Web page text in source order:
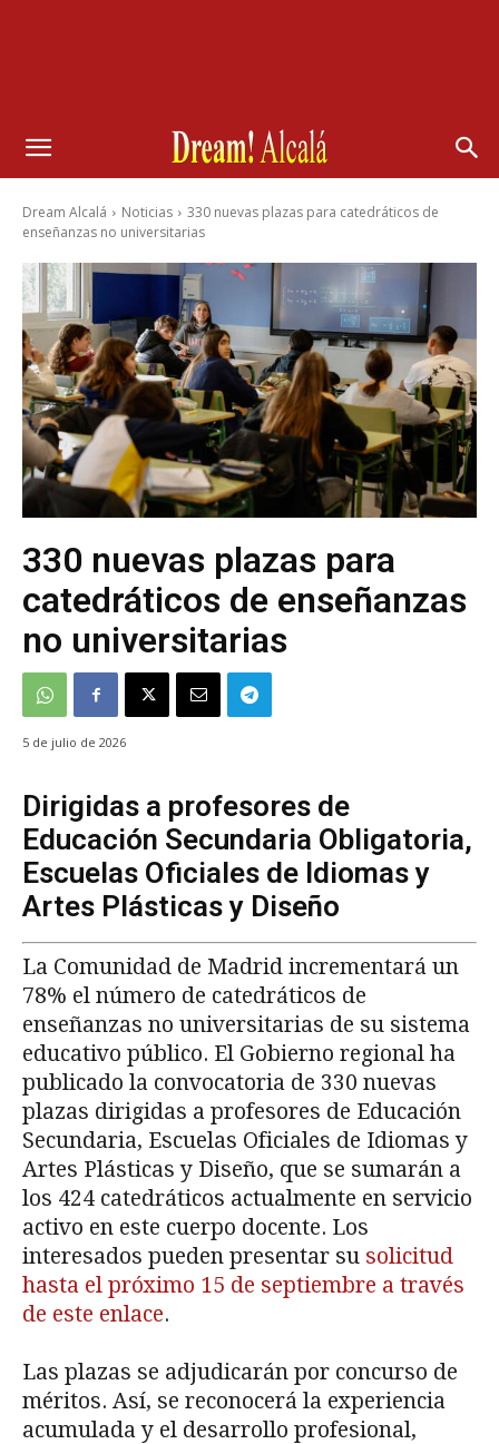
Dream Alcalá Noticias
330 nuevas plazas para catedráticos de
enseñanzas no universitarias
330 nuevas plazas para
catedráticos de enseñanzas
no universitarias
5 de julio de 2026
Dirigidas a profesores de
Educación Secundaria Obligatoria,
Escuelas Oficiales de Idiomas y
Artes Plásticas y Diseño
La Comunidad de Madrid incrementará un
78% el número de catedráticos de
enseñanzas no universitarias de su sistema
educativo público. El Gobierno regional ha
publicado la convocatoria de 330 nuevas
plazas dirigidas a profesores de Educación
Secundaria, Escuelas Oficiales de Idiomas y
Artes Plásticas y Diseño, que se sumarán a
los 424 catedráticos actualmente en servicio
activo en este cuerpo docente. Los
interesados pueden presentar su solicitud
hasta el próximo 15 de septiembre a través
de este enlace.
Las plazas se adjudicarán por concurso de
méritos. Así, se reconocerá la experiencia
acumulada y el desarrollo profesional,